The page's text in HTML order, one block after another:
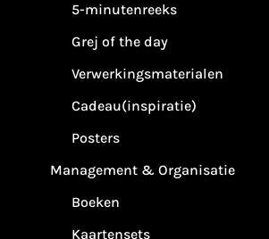
5-minutenreeks
Grej of the day
Verwerkingsmaterialen
Cadeau(inspiratie)
Posters
Management & Organisatie
Boeken
Kaartensets